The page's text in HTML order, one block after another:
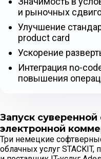
Запуск
электронной
Три немецкие
облачных услуг
и рыночных
Улучшение
product card
Ускорение
Интеграция no-
повышения